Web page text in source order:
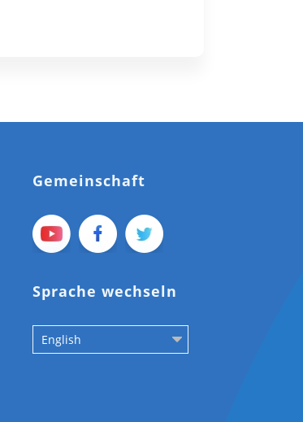
Gemeinschaft
Sprache wechseln
English